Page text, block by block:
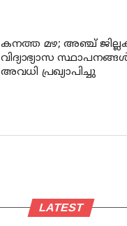
കനത്ത മഴ; അഞ്ച്‌
വിദ്യാഭ്യാസ
അവധി പ്രഖ്യാപിച്ചു
LATEST